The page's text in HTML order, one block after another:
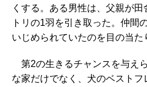
くする。ある男性は、父親が
トリの1羽を引き取った。仲間
いじめられていたのを目の当た
第2の生きるチャンスを与え
な家だけでなく、犬のベストフ